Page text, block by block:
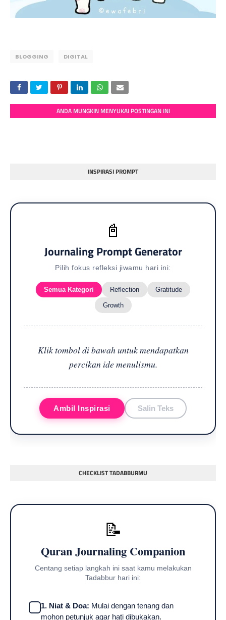
BLOGGING DIGITAL
ANDA MUNGKIN MENYUKAI POSTINGAN INI
INSPIRASI PROMPT
📓
Journaling Prompt Generator
Pilih fokus refleksi jiwamu hari ini:
Semua Kategori Reflection Gratitude
Growth
Klik tombol di bawah untuk mendapatkan
percikan ide menulismu.
Ambil Inspirasi Salin Teks
CHECKLIST TADABBURMU
📝
Quran Journaling Companion
Centang setiap langkah ini saat kamu melakukan
Tadabbur hari ini:
1. Niat & Doa: Mulai dengan tenang dan
mohon petunjuk agar hati dibukakan.